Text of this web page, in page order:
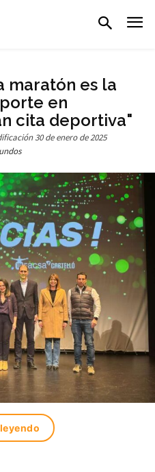
maratón es la
en
cita deportiva"
30 de enero de 2025